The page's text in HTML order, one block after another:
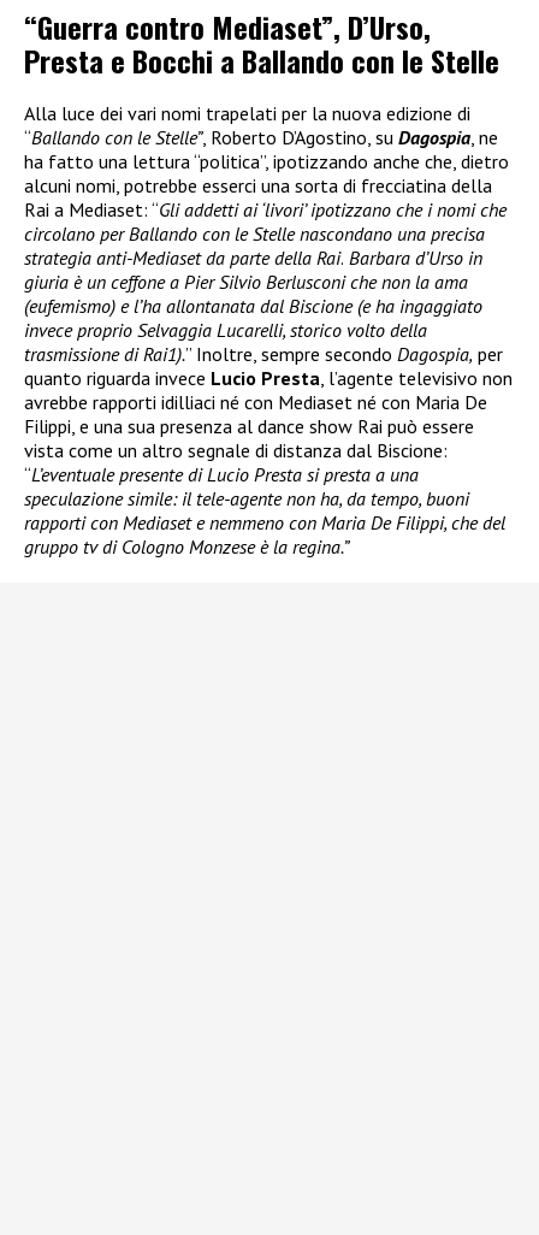
“Guerra contro Mediaset”, D’Urso,
Presta e Bocchi a Ballando con le Stelle
Alla luce dei vari nomi trapelati per la nuova edizione di
“Ballando con le Stelle”, Roberto D’Agostino, su Dagospia, ne
ha fatto una lettura “politica”, ipotizzando anche che, dietro
alcuni nomi, potrebbe esserci una sorta di frecciatina della
Rai a Mediaset: “Gli addetti ai ‘livori’ ipotizzano che i nomi che
circolano per Ballando con le Stelle nascondano una precisa
strategia anti-Mediaset da parte della Rai. Barbara d’Urso in
giuria è un ceffone a Pier Silvio Berlusconi che non la ama
(eufemismo) e l’ha allontanata dal Biscione (e ha ingaggiato
invece proprio Selvaggia Lucarelli, storico volto della
trasmissione di Rai1).” Inoltre, sempre secondo Dagospia, per
quanto riguarda invece Lucio Presta, l’agente televisivo non
avrebbe rapporti idilliaci né con Mediaset né con Maria De
Filippi, e una sua presenza al dance show Rai può essere
vista come un altro segnale di distanza dal Biscione:
“L’eventuale presente di Lucio Presta si presta a una
speculazione simile: il tele-agente non ha, da tempo, buoni
rapporti con Mediaset e nemmeno con Maria De Filippi, che del
gruppo tv di Cologno Monzese è la regina.”